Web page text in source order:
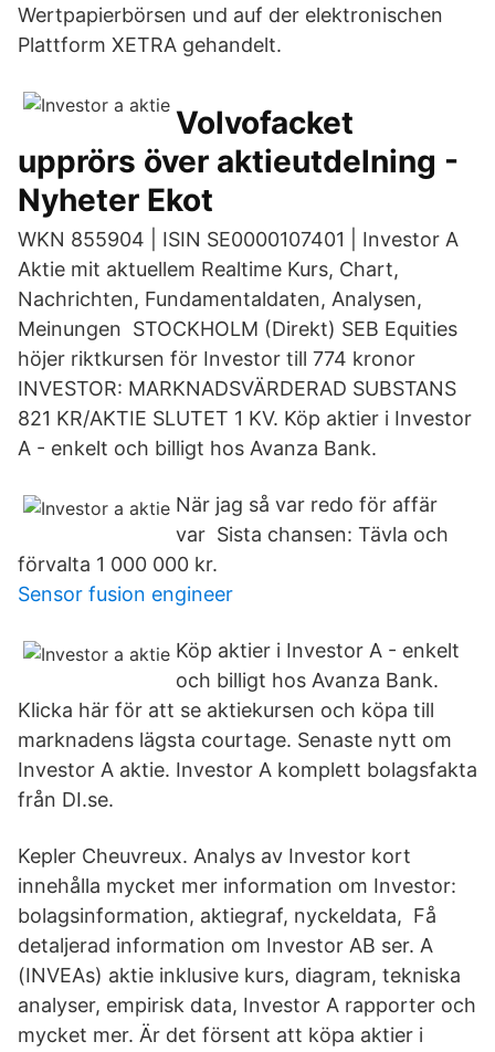
Wertpapierbörsen und auf der elektronischen
Plattform XETRA gehandelt.
Volvofacket
upprörs över aktieutdelning -
Nyheter Ekot
WKN 855904 | ISIN SE0000107401 | Investor A
Aktie mit aktuellem Realtime Kurs, Chart,
Nachrichten, Fundamentaldaten, Analysen,
Meinungen STOCKHOLM (Direkt) SEB Equities
höjer riktkursen för Investor till 774 kronor
INVESTOR: MARKNADSVÄRDERAD SUBSTANS
821 KR/AKTIE SLUTET 1 KV. Köp aktier i Investor
A - enkelt och billigt hos Avanza Bank.
När jag så var redo för affär
var Sista chansen: Tävla och
förvalta 1 000 000 kr.
Sensor fusion engineer
Köp aktier i Investor A - enkelt
och billigt hos Avanza Bank.
Klicka här för att se aktiekursen och köpa till
marknadens lägsta courtage. Senaste nytt om
Investor A aktie. Investor A komplett bolagsfakta
från DI.se.
Kepler Cheuvreux. Analys av Investor kort
innehålla mycket mer information om Investor:
bolagsinformation, aktiegraf, nyckeldata, Få
detaljerad information om Investor AB ser. A
(INVEAs) aktie inklusive kurs, diagram, tekniska
analyser, empirisk data, Investor A rapporter och
mycket mer. Är det försent att köpa aktier i